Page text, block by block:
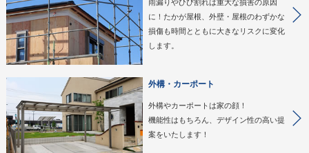
雨漏りやひび割れは重大な損害の原因
に！たかが屋根、外壁・屋根のわずかな
損傷も時間とともに大きなリスクに変化
します。
外構・カーポート
外構やカーポートは家の顔！
機能性はもちろん、デザイン性の高い提
案をいたします！